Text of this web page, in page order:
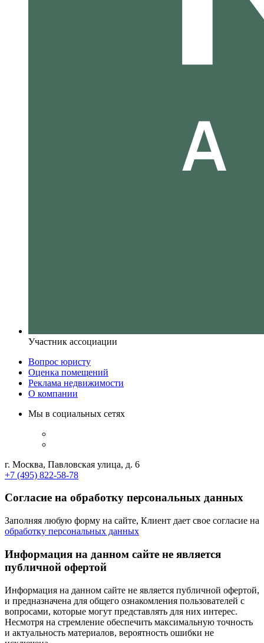
Участник ассоциации
Вопрос юристу
Оценка помещений
Реклама недвижимости
О компании
Мы в социальных сетях
г. Москва, Павловская улица, д. 6
+7 (495) 822-58-78
Согласие на обработку персональных данных
Заполняя любую форму на сайте, Клиент дает свое согласие на
обработку персональных данных
Информация на данном сайте не является
публичной офертой
Информация на данном сайте не является публичной офертой,
и предназначена для общего ознакомления пользователей с
вопросами, которые могут представлять для них интерес.
Несмотря на стремление обеспечить максимальную точность
и актуальность материалов, вероятность ошибки не